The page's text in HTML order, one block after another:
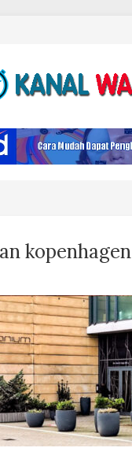
kopenhagen